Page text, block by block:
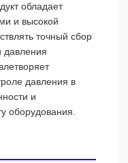
обладает
и высокой
точный сбор
давления
давления в
и
оборудования.